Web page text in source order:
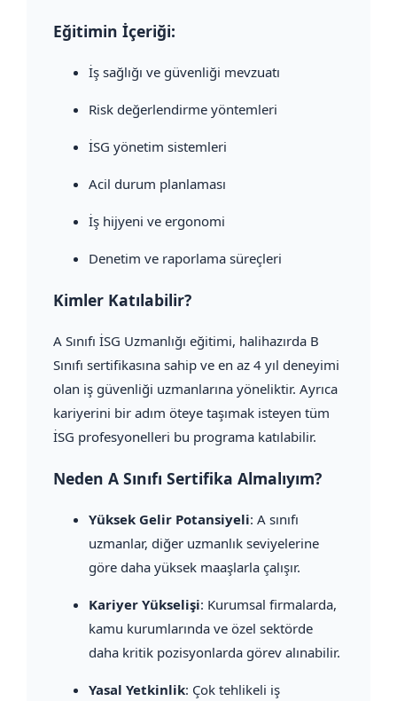
Eğitimin İçeriği:
İş sağlığı ve güvenliği mevzuatı
Risk değerlendirme yöntemleri
İSG yönetim sistemleri
Acil durum planlaması
İş hijyeni ve ergonomi
Denetim ve raporlama süreçleri
Kimler Katılabilir?
A Sınıfı İSG Uzmanlığı eğitimi, halihazırda B
Sınıfı sertifikasına sahip ve en az 4 yıl deneyimi
olan iş güvenliği uzmanlarına yöneliktir. Ayrıca
kariyerini bir adım öteye taşımak isteyen tüm
İSG profesyonelleri bu programa katılabilir.
Neden A Sınıfı Sertifika Almalıyım?
Yüksek Gelir Potansiyeli: A sınıfı
uzmanlar, diğer uzmanlık seviyelerine
göre daha yüksek maaşlarla çalışır.
Kariyer Yükselişi: Kurumsal firmalarda,
kamu kurumlarında ve özel sektörde
daha kritik pozisyonlarda görev alınabilir.
Yasal Yetkinlik: Çok tehlikeli iş